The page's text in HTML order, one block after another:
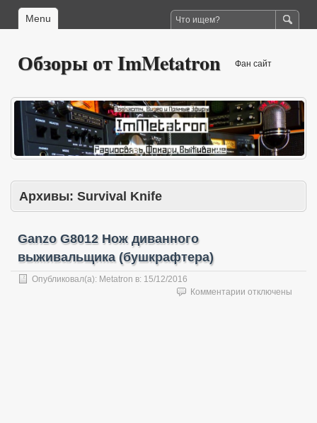
Menu
Обзоры от ImMetatron Фан сайт
Архивы: Survival Knife
Ganzo G8012 Нож диванного
выживальщика (бушкрафтера)
Опубликовал(а): Metatron в: 15/12/2016
Комментарии котключены